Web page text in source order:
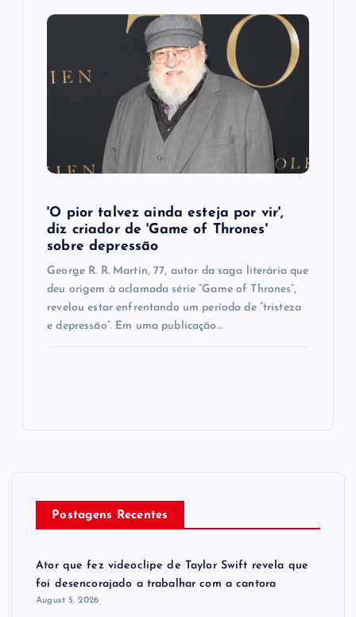
'O pior talvez ainda esteja por vir',
diz criador de 'Game of Thrones'
sobre depressão
George R. R. Martin, 77, autor da saga literária que
deu origem à aclamada série “Game of Thrones”,
revelou estar enfrentando um período de “tristeza
e depressão”. Em uma publicação…
Postagens Recentes
Ator que fez videoclipe de Taylor Swift revela que
foi desencorajado a trabalhar com a cantora
August 5, 2026